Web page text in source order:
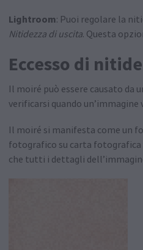
Lightroom: Puoi regolare la
Nitidezza di uscita. Questa
Eccesso di
Il moiré può essere causato da
verificarsi quando
Il moiré si manifesta come un
fotografico su carta
che tutti i dettagli